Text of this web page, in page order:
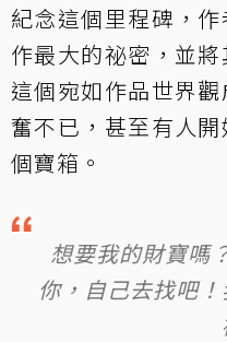
紀念這個里程碑，
作最大的祕密，並
這個宛如作品世界
奮不已，甚至有人
個寶箱。
想要我的財寶嗎
你，自己去找吧